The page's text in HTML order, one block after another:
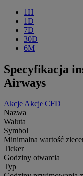
1H
1D
7D
30D
6M
Specyfikacja
Airways
Akcje Akcje CFD
Nazwa
Waluta
Symbol
Minimalna wartość
Ticker
Godziny otwarcia
Typ